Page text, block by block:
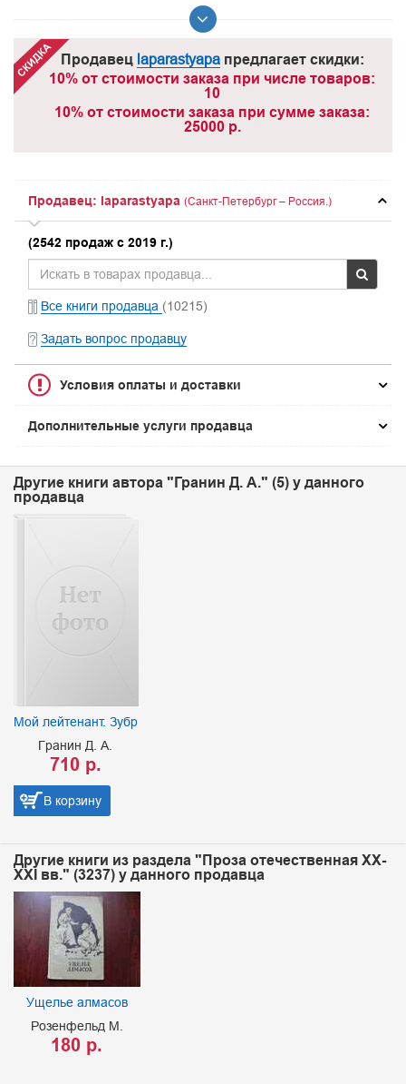
Продавец laparastyapaпредлагает скидки:
10% от стоимости заказа при числе товаров:
10
10% от стоимости заказа при сумме заказа:
25000 р.
Продавец: laparastyapa (Санкт-Петербург – Россия.)
(2542 продаж с 2019 г.)
Все книги продавца (10215)
Задать вопрос продавцу
Условия оплаты и доставки
Дополнительные услуги продавца
Другие книги автора "Гранин Д. А." (5) у данного
продавца
Мой лейтенант. Зубр
Гранин Д. А.
710 р.
В корзину
Другие книги из раздела "Проза отечественная XX-
XXI вв." (3237) у данного продавца
Ущелье алмасов
Розенфельд М.
180 р.